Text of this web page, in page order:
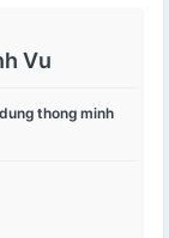
Vu
thong minh